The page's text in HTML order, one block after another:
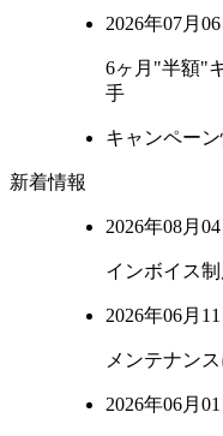
2026年07月06
6ヶ月"半額"
手
キャンペー
新着情報
2026年08月04
インボイス
2026年06月11
メンテナン
2026年06月01